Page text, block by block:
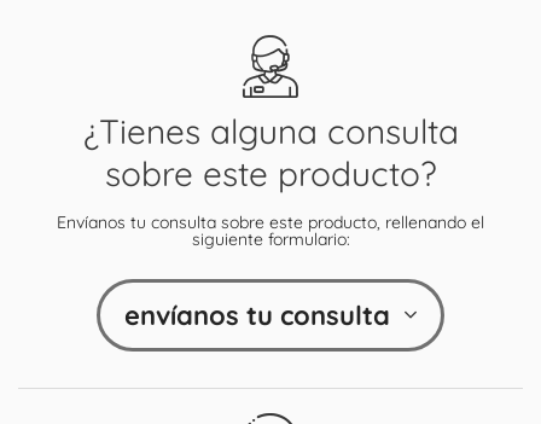
¿Tienes alguna consulta
sobre este producto?
Envíanos tu consulta sobre este producto, rellenando el
siguiente formulario:
envíanos tu consulta